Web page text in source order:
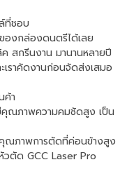
ที่ชอบ
องกล่องดนตรีได้เลย
สกรีนงาน มานานหลายปี
ราคัดงานก่อนจัดส่งเสมอ
ค้า
ณภาพความคมชัดสูง เป็น
ณภาพการตัดที่ค่อนข้างสูง
วตัด GCC Laser Pro